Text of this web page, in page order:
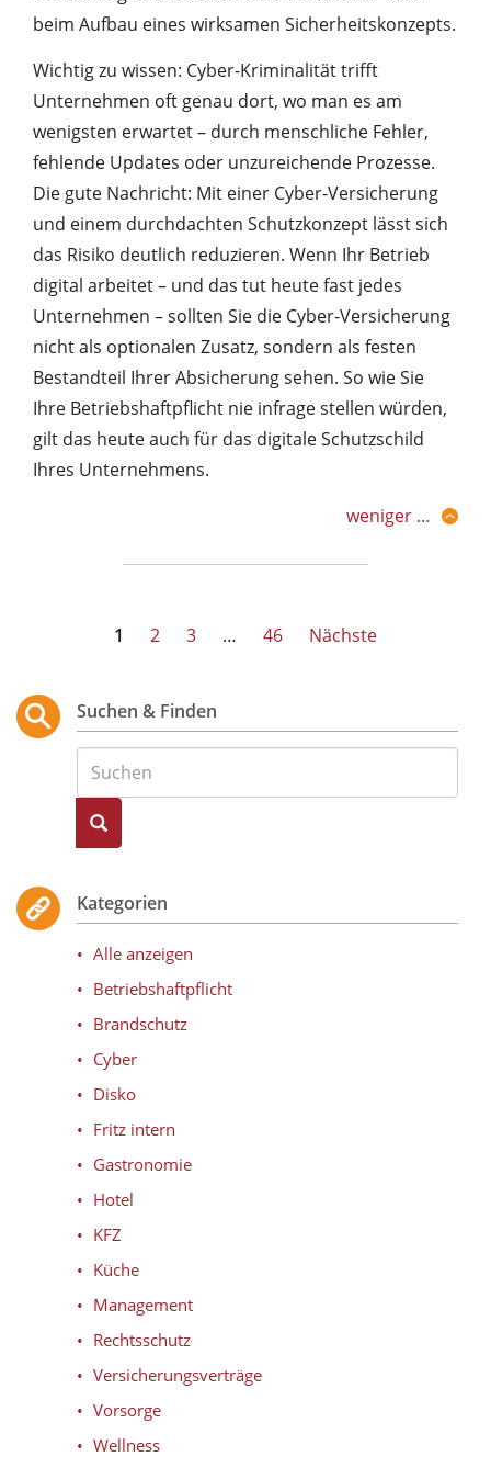
beim Aufbau eines wirksamen Sicherheitskonzepts.
Wichtig zu wissen: Cyber-Kriminalität trifft
Unternehmen oft genau dort, wo man es am
wenigsten erwartet – durch menschliche Fehler,
fehlende Updates oder unzureichende Prozesse.
Die gute Nachricht: Mit einer Cyber-Versicherung
und einem durchdachten Schutzkonzept lässt sich
das Risiko deutlich reduzieren. Wenn Ihr Betrieb
digital arbeitet – und das tut heute fast jedes
Unternehmen – sollten Sie die Cyber-Versicherung
nicht als optionalen Zusatz, sondern als festen
Bestandteil Ihrer Absicherung sehen. So wie Sie
Ihre Betriebshaftpflicht nie infrage stellen würden,
gilt das heute auch für das digitale Schutzschild
Ihres Unternehmens.
weniger …
Seitennummerierung
Beiträge
1 2 3 … 46 Nächste
Suchen & Finden
Suche
Kategorien
Alle anzeigen
Betriebshaftpflicht
Brandschutz
Cyber
Disko
Fritz intern
Gastronomie
Hotel
KFZ
Küche
Management
Rechtsschutz
Versicherungsverträge
Vorsorge
Wellness